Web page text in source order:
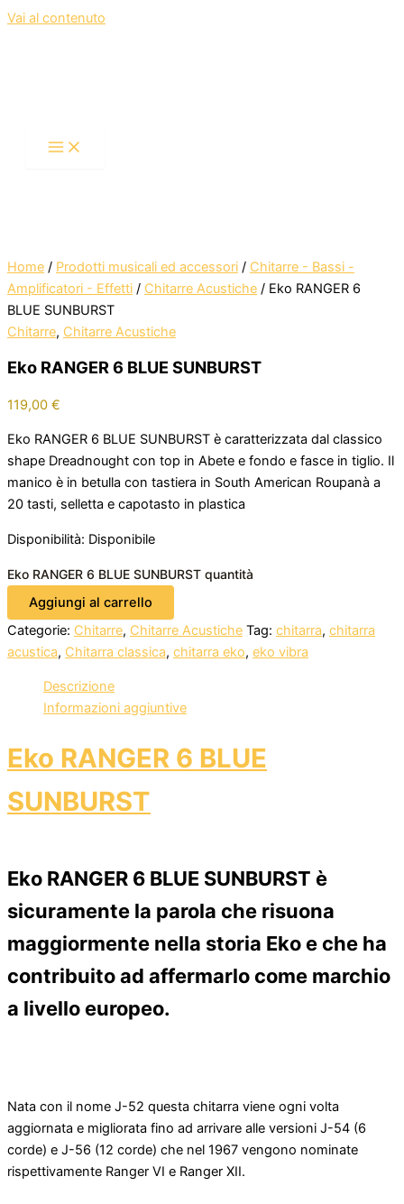
Vai al contenuto
Home / Prodotti musicali ed accessori / Chitarre - Bassi -
Amplificatori - Effetti / Chitarre Acustiche / Eko RANGER 6
BLUE SUNBURST
Chitarre, Chitarre Acustiche
Eko RANGER 6 BLUE SUNBURST
119,00 €
Eko RANGER 6 BLUE SUNBURST è caratterizzata dal classico
shape Dreadnought con top in Abete e fondo e fasce in tiglio. Il
manico è in betulla con tastiera in South American Roupanà a
20 tasti, selletta e capotasto in plastica
Disponibilità: Disponibile
Eko RANGER 6 BLUE SUNBURST quantità
Aggiungi al carrello
Categorie: Chitarre, Chitarre Acustiche Tag: chitarra, chitarra
acustica, Chitarra classica, chitarra eko, eko vibra
Descrizione
Informazioni aggiuntive
Eko RANGER 6 BLUE
SUNBURST
Eko RANGER 6 BLUE SUNBURST è
sicuramente la parola che risuona
maggiormente nella storia Eko e che ha
contribuito ad affermarlo come marchio
a livello europeo.
Nata con il nome J-52 questa chitarra viene ogni volta
aggiornata e migliorata fino ad arrivare alle versioni J-54 (6
corde) e J-56 (12 corde) che nel 1967 vengono nominate
rispettivamente Ranger VI e Ranger XII.